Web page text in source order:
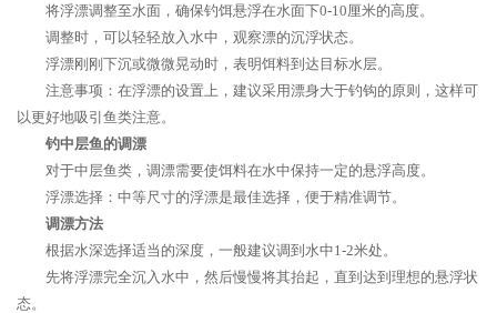
将浮漂调整至水面，确保钓饵悬浮在水面下0-10厘米的高度。
调整时，可以轻轻放入水中，观察漂的沉浮状态。
浮漂刚刚下沉或微微晃动时，表明饵料到达目标水层。
注意事项：在浮漂的设置上，建议采用漂身大于钓钩的原则，这样可
以更好地吸引鱼类注意。
钓中层鱼的调漂
对于中层鱼类，调漂需要使饵料在水中保持一定的悬浮高度。
浮漂选择：中等尺寸的浮漂是最佳选择，便于精准调节。
调漂方法
根据水深选择适当的深度，一般建议调到水中1-2米处。
先将浮漂完全沉入水中，然后慢慢将其抬起，直到达到理想的悬浮状
态。